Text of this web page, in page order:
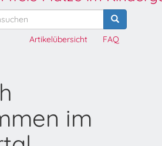
FAQ
Artikelübersicht
im